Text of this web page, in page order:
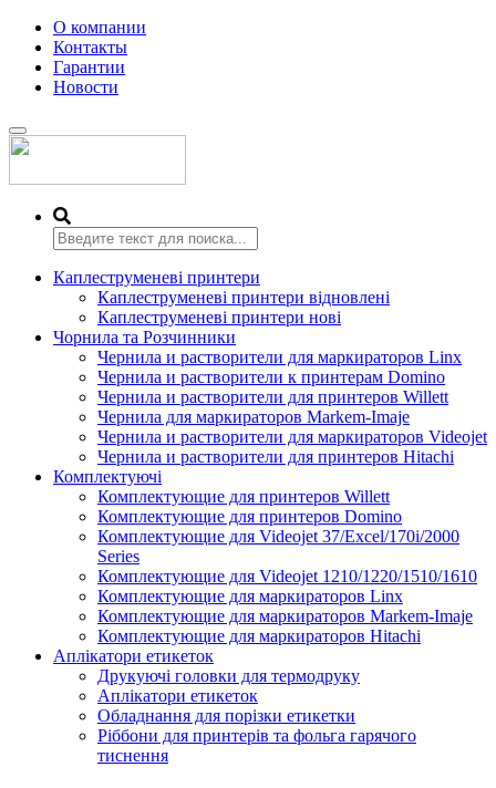
О компании
Контакты
Гарантии
Новости
Переключить
навигацию
Каплеструменеві принтери
Каплеструменеві принтери відновлені
Каплеструменеві принтери нові
Чорнила та Розчинники
Чернила и растворители для маркираторов Linx
Чернила и растворители к принтерам Domino
Чернила и растворители для принтеров Willett
Чернила для маркираторов Markem-Imaje
Чернила и растворители для маркираторов Videojet
Чернила и растворители для принтеров Hitachi
Комплектуючі
Комплектующие для принтеров Willett
Комплектующие для принтеров Domino
Комплектующие для Videojet 37/Excel/170i/2000
Series
Комплектующие для Videojet 1210/1220/1510/1610
Комплектующие для маркираторов Linx
Комплектующие для маркираторов Markem-Imaje
Комплектующие для маркираторов Hitachi
Аплікатори етикеток
Друкуючі головки для термодруку
Аплікатори етикеток
Обладнання для порізки етикетки
Ріббони для принтерів та фольга гарячого
тиснення